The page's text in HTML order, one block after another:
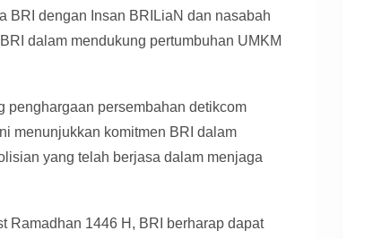
BRI dengan Insan BRILiaN dan nasabah
dalam mendukung pertumbuhan UMKM
penghargaan persembahan detikcom
menunjukkan komitmen BRI dalam
yang telah berjasa dalam menjaga
Ramadhan 1446 H, BRI berharap dapat